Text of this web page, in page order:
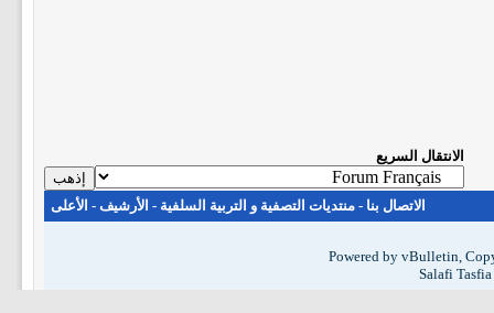
الانتقال السريع
الاتصال بنا - منتديات التصفية و التربية السلفية - الأرشيف - الأعلى
Powered by vBulletin,
Salafi